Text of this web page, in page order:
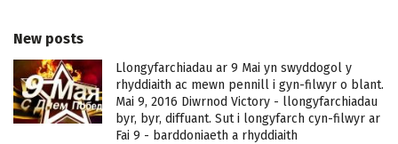
New posts
Llongyfarchiadau ar 9 Mai yn swyddogol y
rhyddiaith ac mewn pennill i gyn-filwyr o blant.
Mai 9, 2016 Diwrnod Victory - llongyfarchiadau
byr, byr, diffuant. Sut i longyfarch cyn-filwyr ar
Fai 9 - barddoniaeth a rhyddiaith